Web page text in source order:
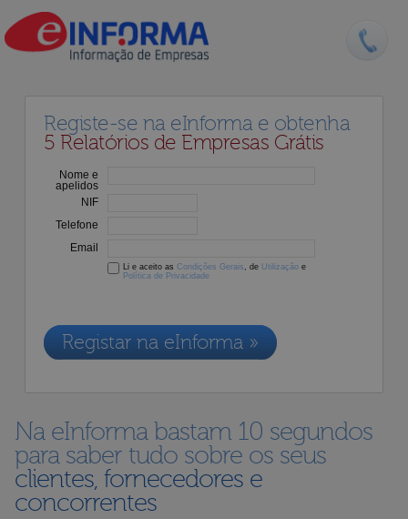
Registe-se na eInforma e obtenha
5 Relatórios de Empresas Grátis
Nome e
apelidos
NIF
Telefone
Email
Li e aceito as Condições Gerais , de Utilização e
Política de Privacidade
Registar na eInforma »
Na eInforma bastam 10 segundos
para saber tudo sobre os seus
clientes, fornecedores e
concorrentes